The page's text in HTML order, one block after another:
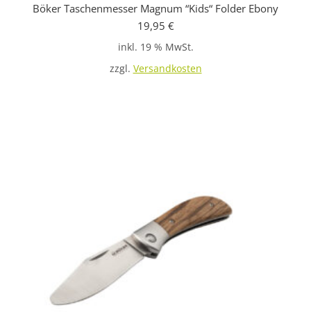
Böker Taschenmesser Magnum “Kids“ Folder Ebony
19,95 €
inkl. 19 % MwSt.
zzgl. Versandkosten